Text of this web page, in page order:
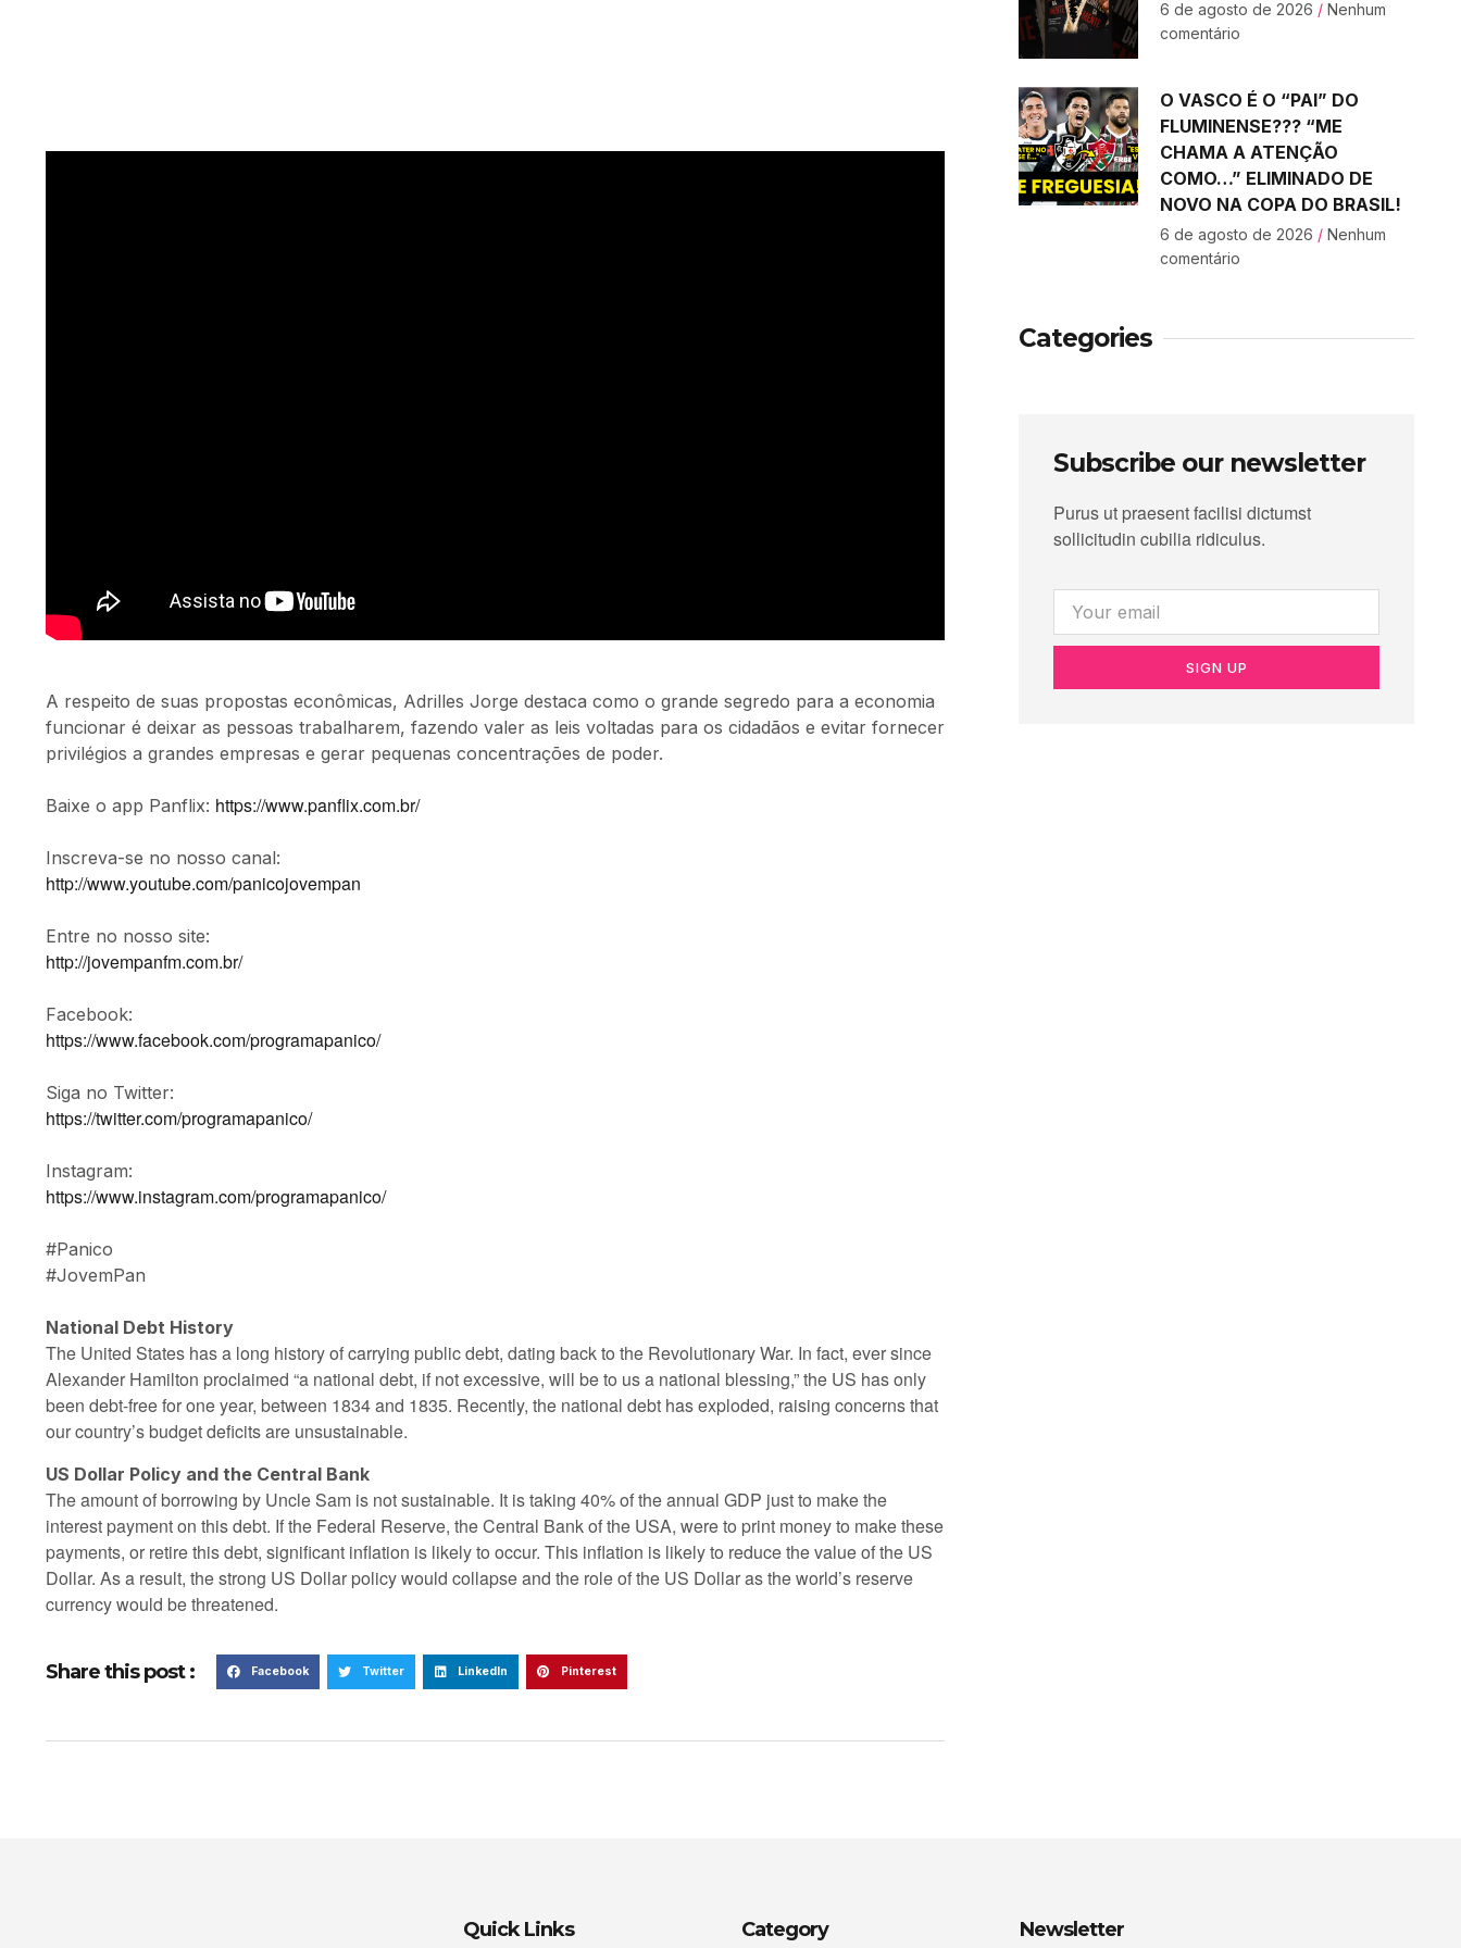
A respeito de suas propostas econômicas, Adrilles Jorge destaca como o grande segredo para a economia
funcionar é deixar as pessoas trabalharem, fazendo valer as leis voltadas para os cidadãos e evitar fornecer
privilégios a grandes empresas e gerar pequenas concentrações de poder.
Baixe o app Panflix: https://www.panflix.com.br/
Inscreva-se no nosso canal:
http://www.youtube.com/panicojovempan
Entre no nosso site:
http://jovempanfm.com.br/
Facebook:
https://www.facebook.com/programapanico/
Siga no Twitter:
https://twitter.com/programapanico/
Instagram:
https://www.instagram.com/programapanico/
#Panico
#JovemPan
National Debt History
The United States has a long history of carrying public debt, dating back to the Revolutionary War. In fact, ever since
Alexander Hamilton proclaimed “a national debt, if not excessive, will be to us a national blessing,” the US has only
been debt-free for one year, between 1834 and 1835. Recently, the national debt has exploded, raising concerns that
our country’s budget deficits are unsustainable.
US Dollar Policy and the Central Bank
The amount of borrowing by Uncle Sam is not sustainable. It is taking 40% of the annual GDP just to make the
interest payment on this debt. If the Federal Reserve, the Central Bank of the USA, were to print money to make these
payments, or retire this debt, significant inflation is likely to occur. This inflation is likely to reduce the value of the US
Dollar. As a result, the strong US Dollar policy would collapse and the role of the US Dollar as the world’s reserve
currency would be threatened.
Share this post : Facebook Twitter LinkedIn Pinterest
6 de agosto de 2026 Nenhum
comentário
O VASCO É O “PAI” DO
FLUMINENSE??? “ME
CHAMA A ATENÇÃO
COMO…” ELIMINADO DE
NOVO NA COPA DO BRASIL!
6 de agosto de 2026 Nenhum
comentário
Categories
Subscribe our newsletter
Purus ut praesent facilisi dictumst
sollicitudin cubilia ridiculus.
SIGN UP
Quick Links Category Newsletter